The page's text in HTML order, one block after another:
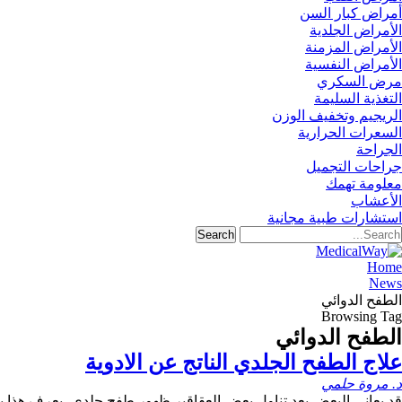
أمراض كبار السن
الأمراض الجلدية
الأمراض المزمنة
الأمراض النفسية
مرض السكري
التغذية السليمة
الريجيم وتخفيف الوزن
السعرات الحرارية
الجراحة
جراحات التجميل
معلومة تهمك
الأعشاب
استشارات طبية مجانية
Home
News
الطفح الدوائي
Browsing Tag
الطفح الدوائي
علاج الطفح الجلدي الناتج عن الادوية
د. مروة حلمي